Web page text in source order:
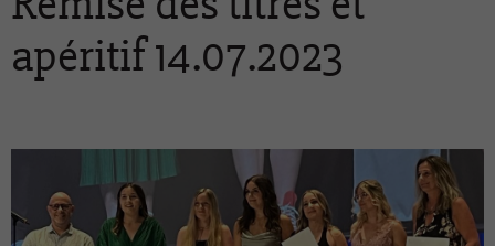
apéritif 14.07.2023